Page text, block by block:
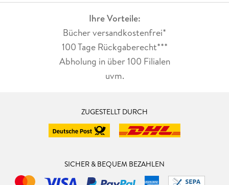
Ihre Vorteile:
Bücher versandkostenfrei*
100 Tage Rückgaberecht***
Abholung in über 100 Filialen
uvm.
ZUGESTELLT DURCH
SICHER & BEQUEM BEZAHLEN